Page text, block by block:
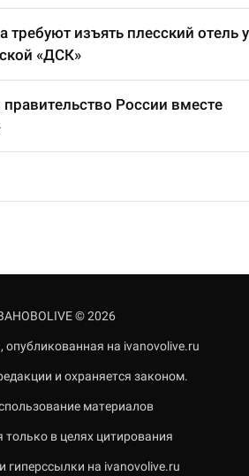
изъять плесский отель у
«ДСК»
России вместе
© 2026
на ivanovolive.ru
и охраняется законом.
материалов
только в целях цитирования
гиперссылки на ivanovolive.ru